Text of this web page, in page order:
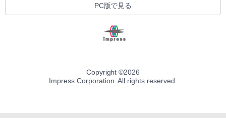
PC版で見る
Copyright ©2026
Impress Corporation. All rights reserved.